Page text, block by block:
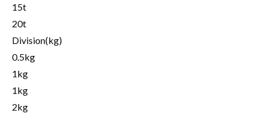
15t
20t
Division(kg)
0.5kg
1kg
1kg
2kg